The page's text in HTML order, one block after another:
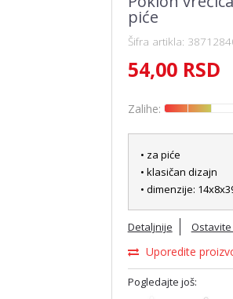
piće
Šifra artikla:
54,00 RSD
Zalihe:
• za piće
• klasičan dizajn
• dimenzije:
Detaljnije
Uporedite
Pogledajte još: